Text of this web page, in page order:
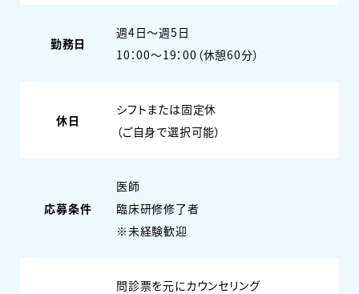
勤務日
週4日〜週5日
10：00～19：00（休憩60分）
休日
シフトまたは固定休
（ご自身で選択可能）
応募条件
医師
臨床研修修了者
※未経験歓迎
問診票を元にカウンセリング